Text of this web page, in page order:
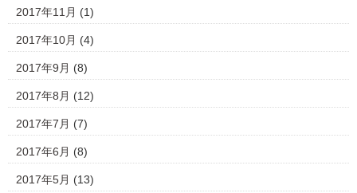
2017年11月 (1)
2017年10月 (4)
2017年9月 (8)
2017年8月 (12)
2017年7月 (7)
2017年6月 (8)
2017年5月 (13)